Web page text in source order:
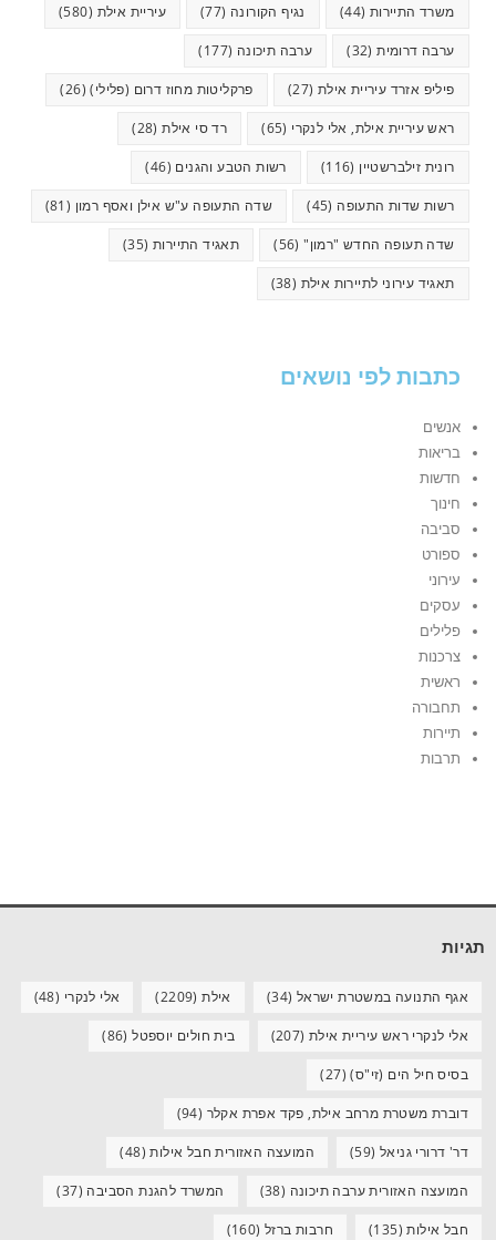
משרד התיירות (44) נגיף הקורונה (77) עיריית אילת (580)
ערבה דרומית(32) ערבה תיכונה (177)
פיליפ אזרד עיריית אילת (27) פרקליטות מחוז דרום (פלילי)(26)
ראש עיריית אילת, אלי לנקרי (65) רד סי אילת(28)
רונית זילברשטיין (116) רשות הטבע והגנים (46)
רשות שדות התעופה (45) שדה התעופה ע"ש אילן ואסף רמון (81)
שדה תעופה החדש "רמון"(56) תאגיד התיירות (35)
תאגיד עירוני לתיירות אילת (38)
כתבות לפי נושאים
אנשים
בריאות
חדשות
חינוך
סביבה
ספורט
עירוני
עסקים
פלילים
צרכנות
ראשית
תחבורה
תיירות
תרבות
תגיות
אגף התנועה במשטרת ישראל (34) אילת(2209) אלי לנקרי (48)
אלי לנקרי ראש עיריית אילת (207) בית חולים יוספטל(86)
בסיס חיל הים (זי"ס)(27)
דוברת משטרת מרחב אילת, פקד אפרת אקלר (94)
דר' דרורי גניאל (59) המועצה האזורית חבל אילות(48)
המועצה האזורית ערבה תיכונה (38) המשרד להגנת הסביבה (37)
חבל אילות(135) חרבות ברזל (160)